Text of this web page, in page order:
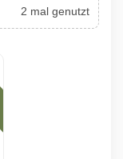
2 mal genutzt